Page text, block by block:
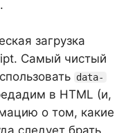
загрузка
Самый чистый
data-
в HTML (и,
о том, какие
следует брать